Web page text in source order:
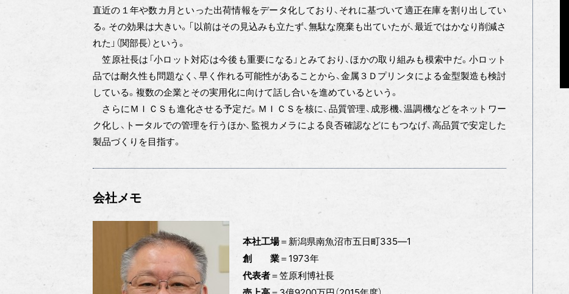
直近の１年や数カ月といった出荷情報をデータ化しており、それに基づいて適正在庫を割り出してい
る。その効果は大きい。「以前はその見込みも立たず、無駄な廃棄も出ていたが、最近ではかなり削減さ
れた」（関部長）という。
笠原社長は「小ロット対応は今後も重要になる」とみており、ほかの取り組みも模索中だ。小ロット
品では耐久性も問題なく、早く作れる可能性があることから、金属３Ｄプリンタによる金型製造も検討
している。複数の企業とその実用化に向けて話し合いを進めているという。
さらにＭＩＣＳも進化させる予定だ。ＭＩＣＳを核に、品質管理、成形機、温調機などをネットワー
ク化し、トータルでの管理を行うほか、監視カメラによる良否確認などにもつなげ、高品質で安定した
製品づくりを目指す。
会社メモ
本社工場＝新潟県南魚沼市五日町335―1
創 業＝1973年
代表者＝笠原利博社長